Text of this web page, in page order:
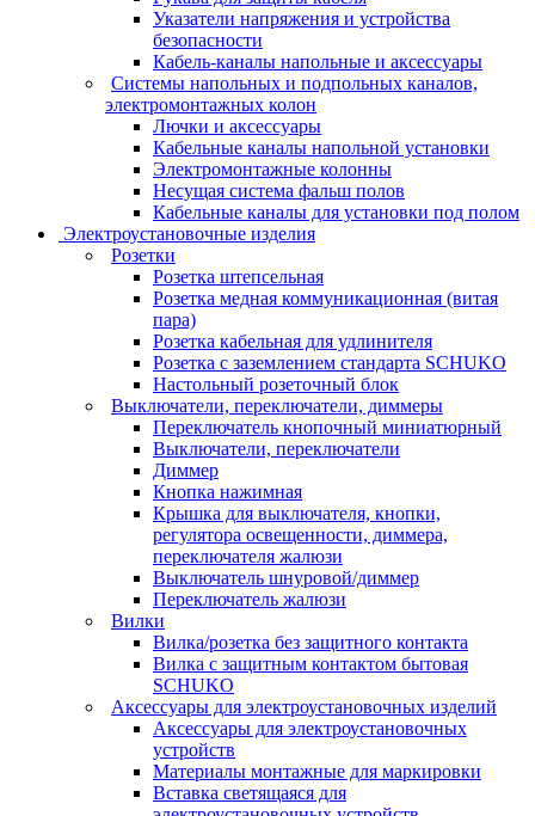
Указатели напряжения и устройства
безопасности
Кабель-каналы напольные и аксессуары
Системы напольных и подпольных каналов,
электромонтажных колон
Лючки и аксессуары
Кабельные каналы напольной установки
Электромонтажные колонны
Несущая система фальш полов
Кабельные каналы для установки под полом
Электроустановочные изделия
Розетки
Розетка штепсельная
Розетка медная коммуникационная (витая
пара)
Розетка кабельная для удлинителя
Розетка с заземлением стандарта SCHUKO
Настольный розеточный блок
Выключатели, переключатели, диммеры
Переключатель кнопочный миниатюрный
Выключатели, переключатели
Диммер
Кнопка нажимная
Крышка для выключателя, кнопки,
регулятора освещенности, диммера,
переключателя жалюзи
Выключатель шнуровой/диммер
Переключатель жалюзи
Вилки
Вилка/розетка без защитного контакта
Вилка с защитным контактом бытовая
SCHUKO
Аксессуары для электроустановочных изделий
Аксессуары для электроустановочных
устройств
Материалы монтажные для маркировки
Вставка светящаяся для